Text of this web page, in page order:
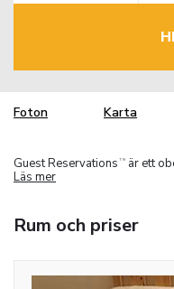
Foton Karta
Guest Reservations TM
är ett
Läs mer
Rum och priser